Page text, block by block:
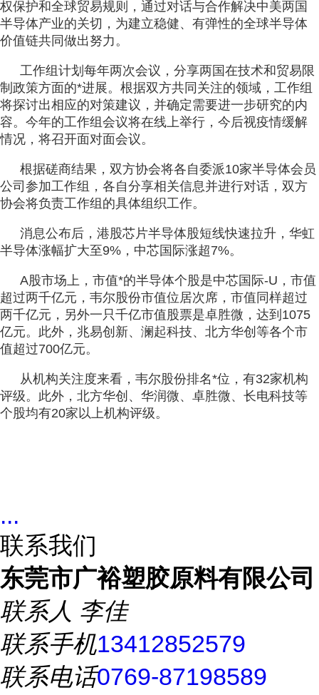
权保护和全球贸易规则，通过对话与合作解决中美两国
半导体产业的关切，为建立稳健、有弹性的全球半导体
价值链共同做出努力。
工作组计划每年两次会议，分享两国在技术和贸易限
制政策方面的*进展。根据双方共同关注的领域，工作组
将探讨出相应的对策建议，并确定需要进一步研究的内
容。今年的工作组会议将在线上举行，今后视疫情缓解
情况，将召开面对面会议。
根据磋商结果，双方协会将各自委派10家半导体会员
公司参加工作组，各自分享相关信息并进行对话，双方
协会将负责工作组的具体组织工作。
消息公布后，港股芯片半导体股短线快速拉升，华虹
半导体涨幅扩大至9%，中芯国际涨超7%。
A股市场上，市值*的半导体个股是中芯国际-U，市值
超过两千亿元，韦尔股份市值位居次席，市值同样超过
两千亿元，另外一只千亿市值股票是卓胜微，达到1075
亿元。此外，兆易创新、澜起科技、北方华创等各个市
值超过700亿元。
从机构关注度来看，韦尔股份排名*位，有32家机构
评级。此外，北方华创、华润微、卓胜微、长电科技等
个股均有20家以上机构评级。
...
联系我们
东莞市广裕塑胶原料有限公司
联系人 李佳
联系手机13412852579
联系电话0769-87198589